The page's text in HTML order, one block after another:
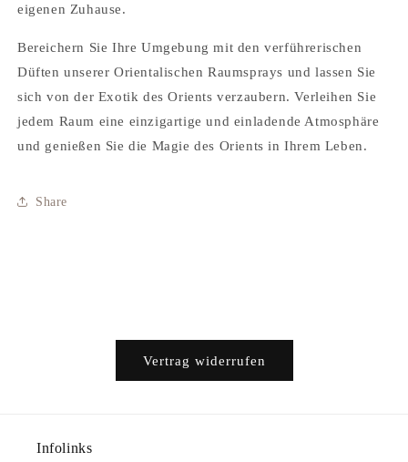
eigenen Zuhause.
Bereichern Sie Ihre Umgebung mit den verführerischen
Düften unserer Orientalischen Raumsprays und lassen Sie
sich von der Exotik des Orients verzaubern. Verleihen Sie
jedem Raum eine einzigartige und einladende Atmosphäre
und genießen Sie die Magie des Orients in Ihrem Leben.
Share
Vertrag widerrufen
Infolinks